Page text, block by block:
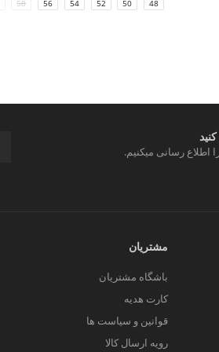
48
50
52
54
56
58
اطلاع رسانی میکنیم.
مشتریان
باشگاه مشتریان
کارت هدیه
قوانین و سیاست ها
رویه ارسال کالا